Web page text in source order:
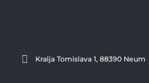
 Kralja Tomislava 1, 88390 Neum